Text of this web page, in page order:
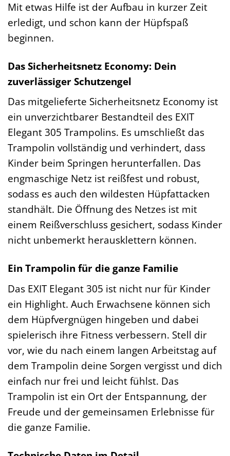
Mit etwas Hilfe ist der Aufbau in kurzer Zeit
erledigt, und schon kann der Hüpfspaß
beginnen.
Das Sicherheitsnetz Economy: Dein
zuverlässiger Schutzengel
Das mitgelieferte Sicherheitsnetz Economy ist
ein unverzichtbarer Bestandteil des EXIT
Elegant 305 Trampolins. Es umschließt das
Trampolin vollständig und verhindert, dass
Kinder beim Springen herunterfallen. Das
engmaschige Netz ist reißfest und robust,
sodass es auch den wildesten Hüpfattacken
standhält. Die Öffnung des Netzes ist mit
einem Reißverschluss gesichert, sodass Kinder
nicht unbemerkt herausklettern können.
Ein Trampolin für die ganze Familie
Das EXIT Elegant 305 ist nicht nur für Kinder
ein Highlight. Auch Erwachsene können sich
dem Hüpfvergnügen hingeben und dabei
spielerisch ihre Fitness verbessern. Stell dir
vor, wie du nach einem langen Arbeitstag auf
dem Trampolin deine Sorgen vergisst und dich
einfach nur frei und leicht fühlst. Das
Trampolin ist ein Ort der Entspannung, der
Freude und der gemeinsamen Erlebnisse für
die ganze Familie.